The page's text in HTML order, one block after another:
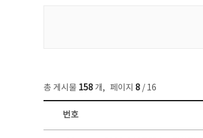
총 게시물 158 개, 페이지 8 / 16
콘텐츠이슈 목록 - 번호, 제목, 작성자, 파일, 조회수, 작성일 정보 제공
번호